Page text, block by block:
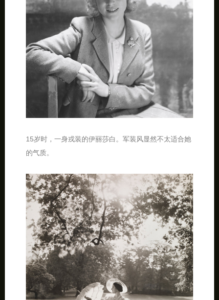
15岁时，一身戎装的伊丽莎白。军装风显然不太适合她
的气质。